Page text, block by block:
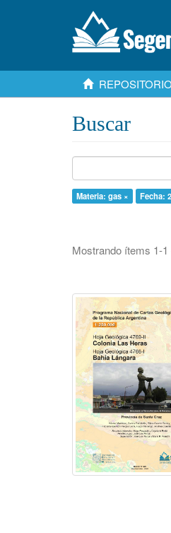
Buscar
Materia: gas × Fecha:
Mostrando ítems 1-1